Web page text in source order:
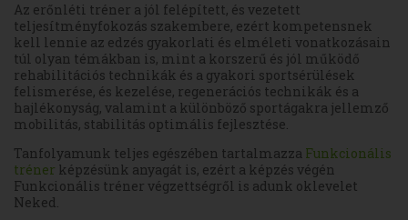
Az erőnléti tréner a jól felépített, és vezetett
teljesítményfokozás szakembere, ezért kompetensnek
kell lennie az edzés gyakorlati és elméleti vonatkozásain
túl olyan témákban is, mint a korszerű és jól működő
rehabilitációs technikák és a gyakori sportsérülések
felismerése, és kezelése, regenerációs technikák és a
hajlékonyság, valamint a különböző sportágakra jellemző
mobilitás, stabilitás optimális fejlesztése.
Tanfolyamunk teljes egészében tartalmazza Funkcionális
tréner képzésünk anyagát is, ezért a képzés végén
Funkcionális tréner végzettségről is adunk oklevelet
Neked.